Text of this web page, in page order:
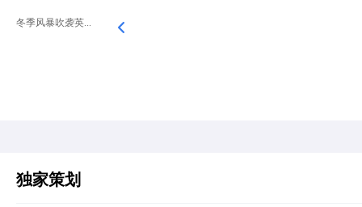
冬季风暴吹袭英...
独家策划